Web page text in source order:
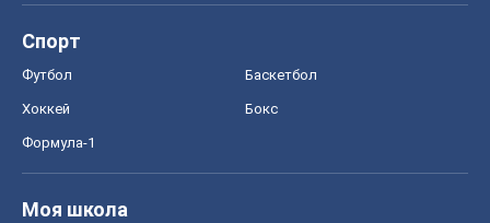
Спорт
Футбол Баскетбол
Хоккей Бокс
Формула-1
Моя школа